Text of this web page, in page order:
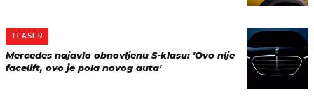
TEASER
Mercedes najavio obnovljenu S-klasu: 'Ovo nije
facelift, ovo je pola novog auta'